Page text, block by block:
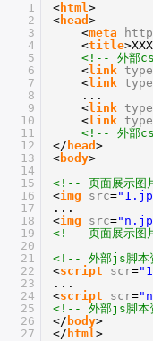
1
2
3
4
5
6
7
8
9
10
11
12
13
14
15
16
17
18
19
20
21
22
23
24
25
26
27
< html>
< head >
<meta
<title
<!-- 外部
<link type
<link type
...
<link type
<link type
<!-- 外部
</ head >
<body>
<!-- 页面展示图
<img src=
...
<img src=
<!-- 页面展示图
<!-- 外部js脚本
<script scr=
...
<script scr=
<!-- 外部js脚本
</ body>
</ html>